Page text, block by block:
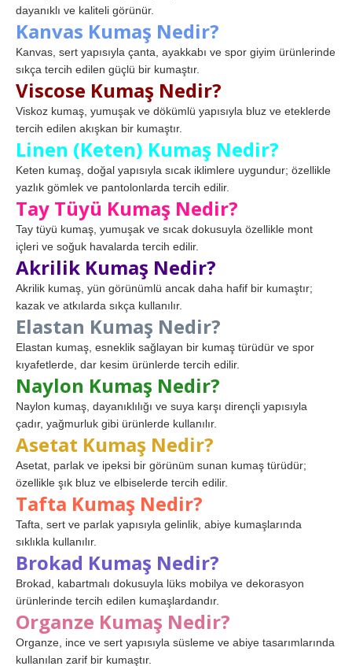
dayanıklı ve kaliteli görünür.
Kanvas Kumaş Nedir?
Kanvas, sert yapısıyla çanta, ayakkabı ve spor giyim ürünlerinde
sıkça tercih edilen güçlü bir kumaştır.
Viscose Kumaş Nedir?
Viskoz kumaş, yumuşak ve dökümlü yapısıyla bluz ve eteklerde
tercih edilen akışkan bir kumaştır.
Linen (Keten) Kumaş Nedir?
Keten kumaş, doğal yapısıyla sıcak iklimlere uygundur; özellikle
yazlık gömlek ve pantolonlarda tercih edilir.
Tay Tüyü Kumaş Nedir?
Tay tüyü kumaş, yumuşak ve sıcak dokusuyla özellikle mont
içleri ve soğuk havalarda tercih edilir.
Akrilik Kumaş Nedir?
Akrilik kumaş, yün görünümlü ancak daha hafif bir kumaştır;
kazak ve atkılarda sıkça kullanılır.
Elastan Kumaş Nedir?
Elastan kumaş, esneklik sağlayan bir kumaş türüdür ve spor
kıyafetlerde, dar kesim ürünlerde tercih edilir.
Naylon Kumaş Nedir?
Naylon kumaş, dayanıklılığı ve suya karşı dirençli yapısıyla
çadır, yağmurluk gibi ürünlerde kullanılır.
Asetat Kumaş Nedir?
Asetat, parlak ve ipeksi bir görünüm sunan kumaş türüdür;
özellikle şık bluz ve elbiselerde tercih edilir.
Tafta Kumaş Nedir?
Tafta, sert ve parlak yapısıyla gelinlik, abiye kumaşlarında
sıklıkla kullanılır.
Brokad Kumaş Nedir?
Brokad, kabartmalı dokusuyla lüks mobilya ve dekorasyon
ürünlerinde tercih edilen kumaşlardandır.
Organze Kumaş Nedir?
Organze, ince ve sert yapısıyla süsleme ve abiye tasarımlarında
kullanılan zarif bir kumaştır.